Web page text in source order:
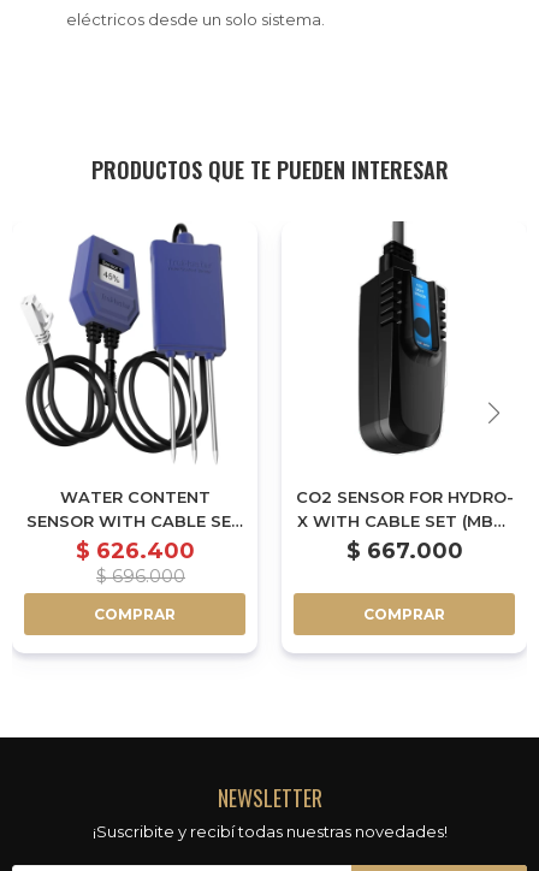
eléctricos desde un solo sistema.
PRODUCTOS QUE TE PUEDEN INTERESAR
WATER CONTENT
SENSOR WITH CABLE SET
(WCS-1)
$ 626.400
$ 696.000
COMPRAR
CO2 SENSOR FOR HYDRO-
X WITH CABLE SET (MBS-
S8)
$ 667.000
COMPRAR
NEWSLETTER
¡Suscribite y recibí todas nuestras novedades!